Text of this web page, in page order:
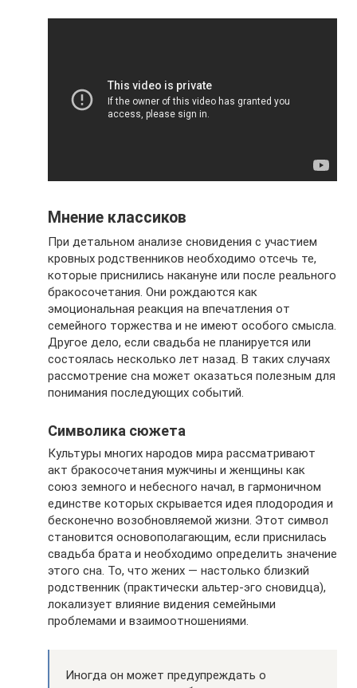
Мнение классиков
При детальном анализе сновидения с участием
кровных родственников необходимо отсечь те,
которые приснились накануне или после реального
бракосочетания. Они рождаются как
эмоциональная реакция на впечатления от
семейного торжества и не имеют особого смысла.
Другое дело, если свадьба не планируется или
состоялась несколько лет назад. В таких случаях
рассмотрение сна может оказаться полезным для
понимания последующих событий.
Символика сюжета
Культуры многих народов мира рассматривают
акт бракосочетания мужчины и женщины как
союз земного и небесного начал, в гармоничном
единстве которых скрывается идея плодородия и
бесконечно возобновляемой жизни. Этот символ
становится основополагающим, если приснилась
свадьба брата и необходимо определить значение
этого сна. То, что жених — настолько близкий
родственник (практически альтер-эго сновидца),
локализует влияние видения семейными
проблемами и взаимоотношениями.
Иногда он может предупреждать о